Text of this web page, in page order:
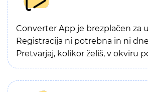
Converter App je brezplačen za
Registracija ni potrebna in ni
Pretvarjaj, kolikor želiš, v okviru